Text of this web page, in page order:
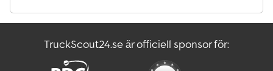
TruckScout24.se är officiell sponsor för: